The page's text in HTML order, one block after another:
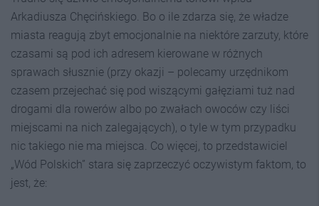
Arkadiusza Chęcińskiego. Bo o ile zdarza się, że władze
miasta reagują zbyt emocjonalnie na niektóre zarzuty, które
czasami są pod ich adresem kierowane w różnych
sprawach słusznie (przy okazji – polecamy urzędnikom
czasem przejechać się pod wiszącymi gałęziami tuż nad
drogami dla rowerów albo po zwałach owoców czy liści
miejscami na nich zalegających), o tyle w tym przypadku
nic takiego nie ma miejsca. Co więcej, to przedstawiciel
„Wód Polskich” stara się zaprzeczyć oczywistym faktom, to
jest, że: